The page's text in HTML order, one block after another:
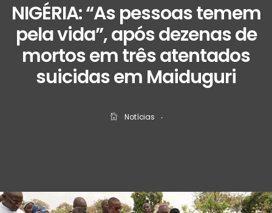
NIGÉRIA: “As pessoas temem
pela vida”, após dezenas de
mortos em três atentados
suicidas em Maiduguri
Notícias ‧